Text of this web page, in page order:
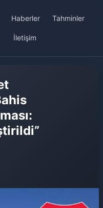
Haberler Tahminler
İletişim